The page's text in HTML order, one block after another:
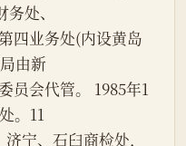
处、
四业务处(内设黄岛
由新
员会代管。 1985年1
。11
宁、石臼商检处，